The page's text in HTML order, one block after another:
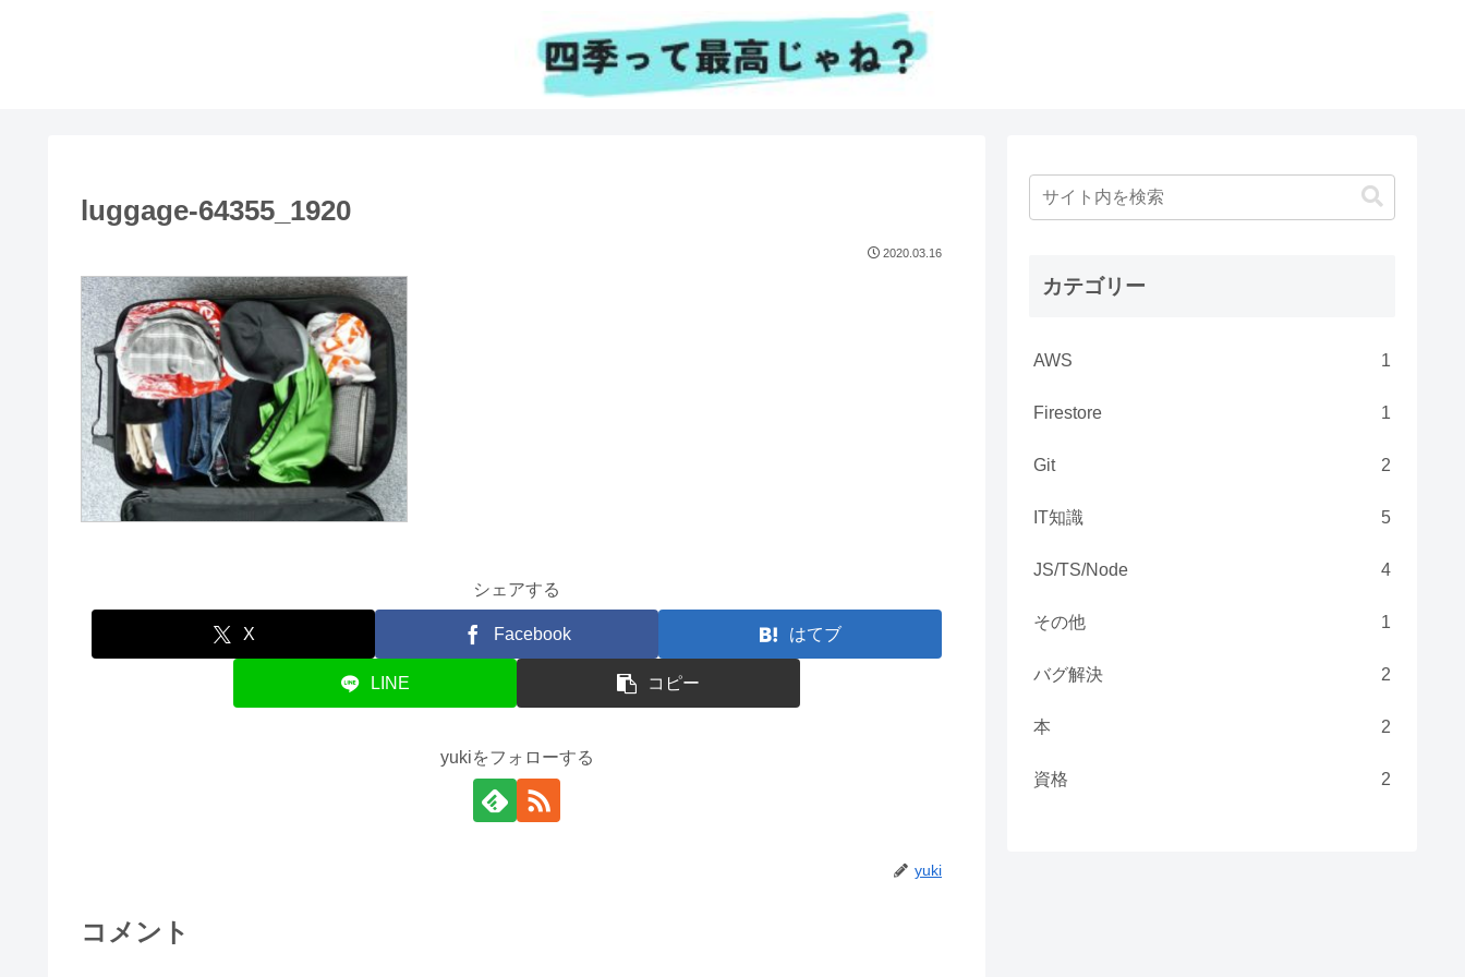
luggage-64355_1920
2020.03.16
シェアする
X Facebook はてブ
LINE コピー
yukiをフォローする
yuki
コメント
カテゴリー
AWS 1
Firestore 1
Git 2
IT知識 5
JS/TS/Node 4
その他 1
バグ解決 2
本 2
資格 2